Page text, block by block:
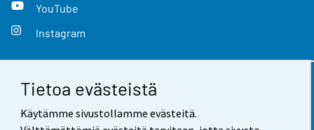
Tietoa evästeistä
Käytämme sivustollamme evästeitä.
YouTube
Instagram
Yhteystiedot
Palaute